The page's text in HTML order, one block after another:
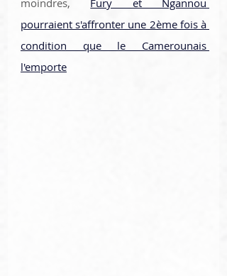
pourraient s'affronter une 2ème fois à
condition que le Camerounais
l'emporte